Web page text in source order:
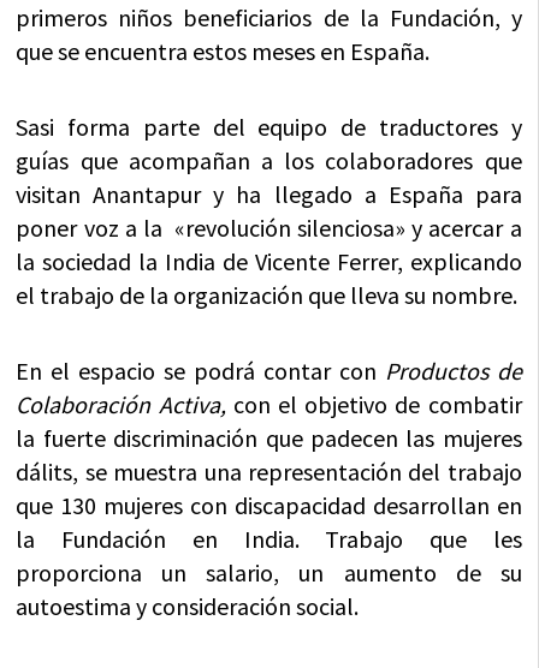
primeros niños beneficiarios de la Fundación, y
que se encuentra estos meses en España.
Sasi forma parte del equipo de traductores y
guías que acompañan a los colaboradores que
visitan Anantapur y ha llegado a España para
poner voz a la «revolución silenciosa» y acercar a
la sociedad la India de Vicente Ferrer, explicando
el trabajo de la organización que lleva su nombre.
En el espacio se podrá contar con Productos de
Colaboración Activa, con el objetivo de combatir
la fuerte discriminación que padecen las mujeres
dálits, se muestra una representación del trabajo
que 130 mujeres con discapacidad desarrollan en
la Fundación en India. Trabajo que les
proporciona un salario, un aumento de su
autoestima y consideración social.